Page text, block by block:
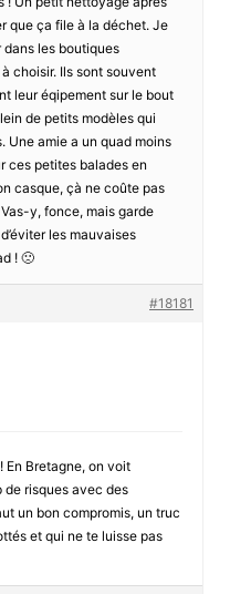
que ça file à la déchet. Je
dans les boutiques
choisir. Ils sont souvent
leur éqipement sur le bout
de petits modèles qui
Une amie a un quad moins
ces petites balades en
casque, çà ne coûte pas
y, fonce, mais garde
les mauvaises
! 🙁
#18181
En Bretagne, on voit
de risques avec des
un bon compromis, un truc
et qui ne te luisse pas